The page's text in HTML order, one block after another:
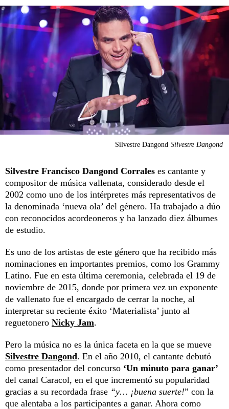
Silvestre Dangond Silvestre Dangond
Silvestre Francisco Dangond Corrales es cantante y
compositor de música vallenata, considerado desde el
2002 como uno de los intérpretes más representativos de
la denominada ‘nueva ola’ del género. Ha trabajado a dúo
con reconocidos acordeoneros y ha lanzado diez álbumes
de estudio.
Es uno de los artistas de este género que ha recibido más
nominaciones en importantes premios, como los Grammy
Latino. Fue en esta última ceremonia, celebrada el 19 de
noviembre de 2015, donde por primera vez un exponente
de vallenato fue el encargado de cerrar la noche, al
interpretar su reciente éxito ‘Materialista’ junto al
reguetonero Nicky Jam.
Pero la música no es la única faceta en la que se mueve
Silvestre Dangond. En el año 2010, el cantante debutó
como presentador del concurso ‘Un minuto para ganar’
del canal Caracol, en el que incrementó su popularidad
gracias a su recordada frase “y… ¡buena suerte!” con la
que alentaba a los participantes a ganar. Ahora como